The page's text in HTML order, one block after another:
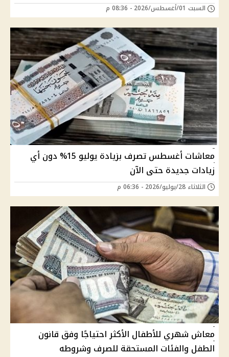
السبت 01/أغسطس/2026 - 08:36 م
معاشات أغسطس تصرف بزيادة يوليو 15% دون أي
زيادات جديدة حتى الآن
الثلاثاء 28/يوليو/2026 - 06:36 م
معاش شهري للأطفال الأكثر احتياجًا وفق قانون
الطفل والفئات المستحقة للصرف وشروطه